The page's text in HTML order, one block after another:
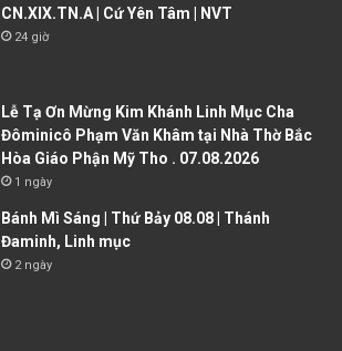
CN.XIX.TN.A | Cứ Yên Tâm | NVT
24 giờ
Lễ Tạ Ơn Mừng Kim Khánh Linh Mục Cha
Đôminicô Phạm Văn Khâm tại Nhà Thờ Bắc
Hòa Giáo Phận Mỹ Tho . 07.08.2026
1 ngày
Bánh Mì Sáng | Thứ Bảy 08.08 | Thánh
Đaminh, Linh mục
2 ngày